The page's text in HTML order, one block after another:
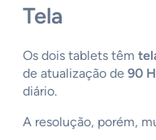
Tela
Os dois tablets têm
de atualização de 90
diário.
A resolução, porém,